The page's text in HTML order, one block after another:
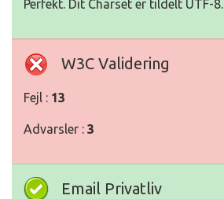
Perfekt. Dit Charset er tildelt UTF-8.
W3C Validering
Fejl : 13
Advarsler : 3
Email Privatliv